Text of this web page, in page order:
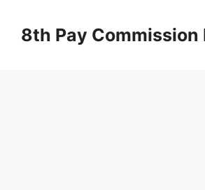
content8th Pay Commission